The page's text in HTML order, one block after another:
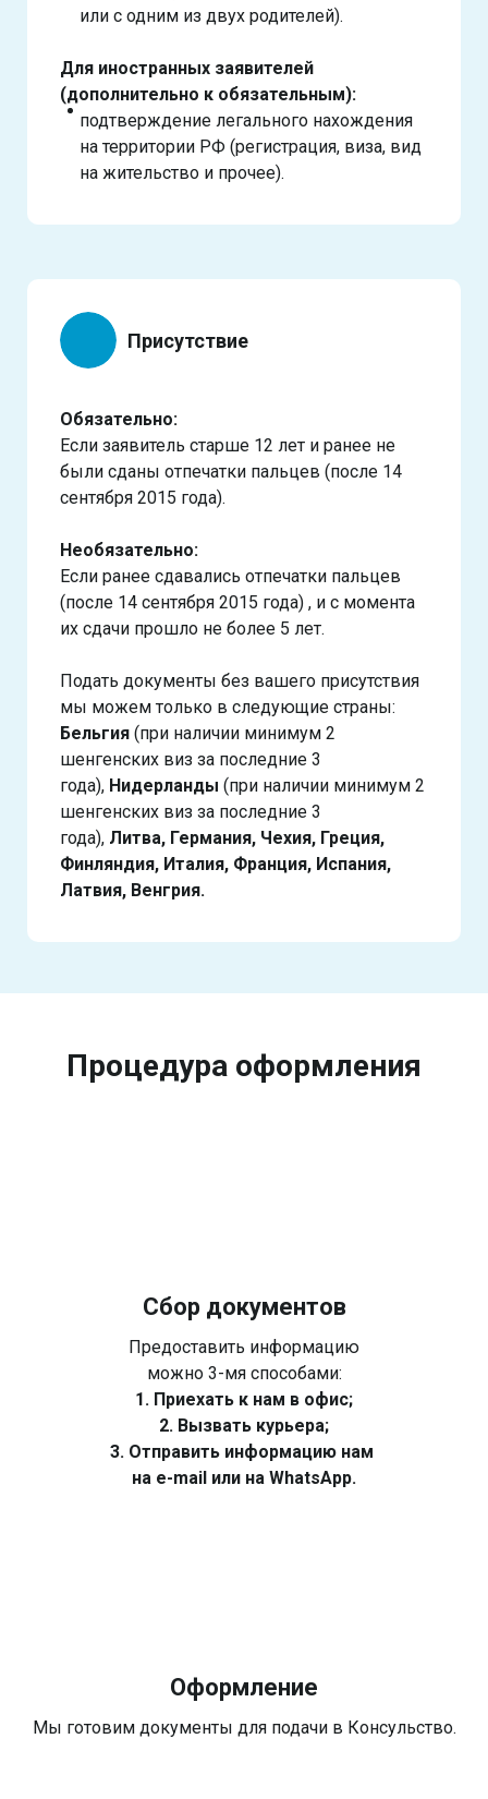
или с одним из двух родителей).
Для иностранных заявителей
(дополнительно к обязательным):
подтверждение легального нахождения
на территории РФ (регистрация, виза, вид
на жительство и прочее).
Присутствие
Обязательно:
Если заявитель старше 12 лет и ранее не
были сданы отпечатки пальцев (после 14
сентября 2015 года).
Необязательно:
Если ранее сдавались отпечатки пальцев
(после 14 сентября 2015 года) , и с момента
их сдачи прошло не более 5 лет.
Подать документы без вашего присутствия
мы можем только в следующие страны:
Бельгия (при наличии минимум 2
шенгенских виз за последние 3
года), Нидерланды (при наличии минимум 2
шенгенских виз за последние 3
года), Литва, Германия, Чехия, Греция,
Финляндия, Италия, Франция, Испания,
Латвия, Венгрия.
Процедура оформления
Сбор документов
Предоставить информацию
можно 3-мя способами:
1. Приехать к нам в офис;
2. Вызвать курьера;
3. Отправить информацию нам
на e-mail или на WhatsApp.
Оформление
Мы готовим документы для подачи в Консульство.